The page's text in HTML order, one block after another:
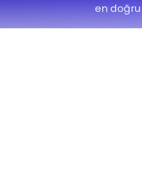
en doğru